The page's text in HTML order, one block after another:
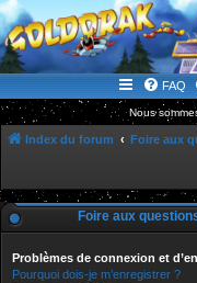
le site de la Lune Rouge
FAQ
Nous
Index du forum Foire aux
Foire aux
Problèmes de connexion et
Pourquoi dois-je m’enregistrer ?